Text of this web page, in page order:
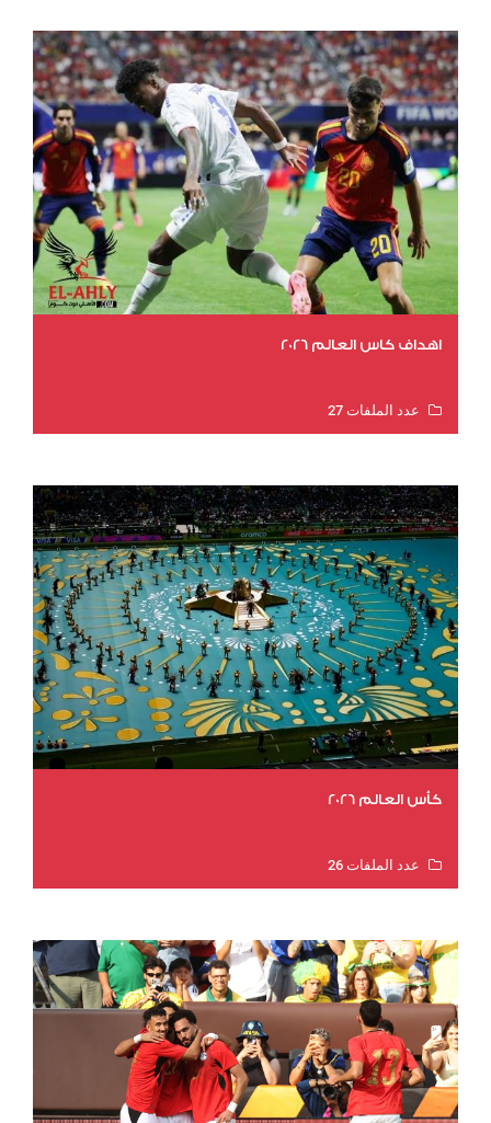
اهداف كاس العالم 2026
عدد الملفات 27
كأس العالم 2026
عدد الملفات 26